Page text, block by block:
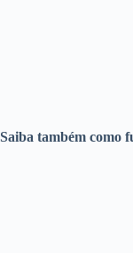
Saiba também como